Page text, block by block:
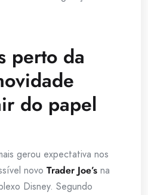
perto da
do papel
gerou expectativa nos
novo Trader Joe’s na
Disney. Segundo